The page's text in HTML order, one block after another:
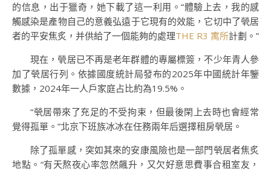
的信息，出于獵奇，她下載了這一利用。“體驗上去，我的感
觸感染是產物自己的意義弘遠于它現有的效能，它切中了煢居
者的平安焦炙，并供給了一個能夠的處理THE R3 寓所計劃。”
現在，煢居已不再是老年群體的專屬標簽，不少年青人參
加了煢居行列。依據國度統計局發布的2025年中國統計年鑒
數據，2024年一人戶家庭占比約為19.5%。
“煢居帶來了充足的不受拘束，但最後閑上去時也會經常
覺得孤單。”北京下班族冰冰在任務兩年后選擇租房煢居。
除了孤單感，突如其來的安康風險也是一部門煢居者焦炙
地點。“有天熬夜心率忽然飆升，又欠好意思費事合租室友，